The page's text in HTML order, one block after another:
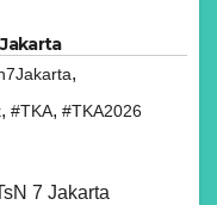
,
, #TKA, #TKA2026
7 Jakarta